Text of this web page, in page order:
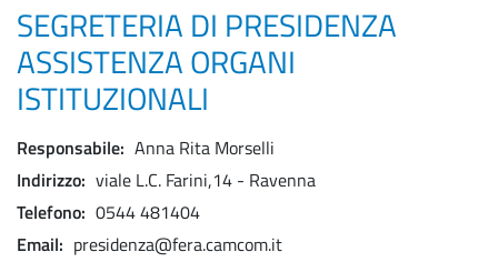
SEGRETERIA DI PRESIDENZA
ASSISTENZA ORGANI
ISTITUZIONALI
Responsabile Anna Rita Morselli
Indirizzo viale L.C. Farini,14 - Ravenna
Telefono 0544 481404
Email
presidenza@fera.camcom.it